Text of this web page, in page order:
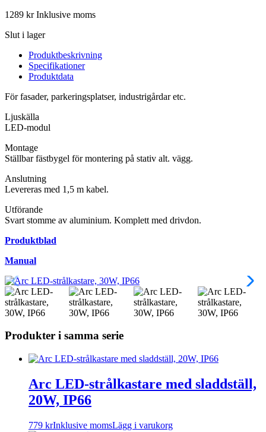
1289 kr Inklusive moms
Slut i lager
Produktbeskrivning
Specifikationer
Produktdata
För fasader, parkeringsplatser, industrigårdar etc.
Ljuskälla
LED-modul
Montage
Ställbar fästbygel för montering på stativ alt. vägg.
Anslutning
Levereras med 1,5 m kabel.
Utförande
Svart stomme av aluminium. Komplett med drivdon.
Produktblad
Manual
Produkter i samma serie
Arc LED-strålkastare med sladdställ,
20W, IP66
779 krInklusive momsLägg i varukorg